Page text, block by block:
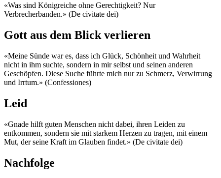
«Was sind Königreiche ohne Gerechtigkeit? Nur
Verbrecherbanden.» (De civitate dei)
Gott aus dem Blick verlieren
«Meine Sünde war es, dass ich Glück, Schönheit und Wahrheit
nicht in ihm suchte, sondern in mir selbst und seinen anderen
Geschöpfen. Diese Suche führte mich nur zu Schmerz, Verwirrung
und Irrtum.» (Confessiones)
Leid
«Gnade hilft guten Menschen nicht dabei, ihren Leiden zu
entkommen, sondern sie mit starkem Herzen zu tragen, mit einem
Mut, der seine Kraft im Glauben findet.» (De civitate dei)
Nachfolge